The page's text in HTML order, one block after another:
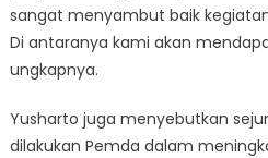
sangat menyambut baik
Di antaranya kami akan
ungkapnya.
Yusharto juga menyebutkan
dilakukan Pemda dalam